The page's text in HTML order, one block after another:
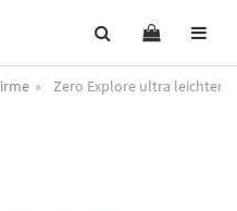
Zero Explore ultra leichter